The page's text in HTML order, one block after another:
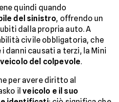
quindi quando
del sinistro, offrendo un
dalla propria auto. A
civile obbligatoria, che
danni causati a terzi, la Mini
del colpevole.
per avere diritto al
ilveicolo e il suo